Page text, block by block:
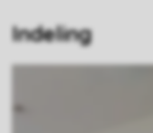
Indeling